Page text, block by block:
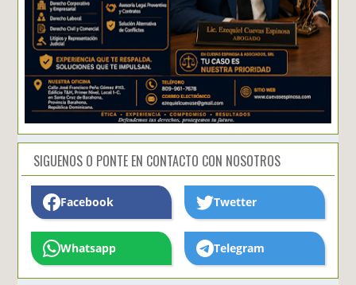
SIGUENOS O PONTE EN CONTACTO CON NOSOTROS
Facebook Twetter
Whatsapp Telegram